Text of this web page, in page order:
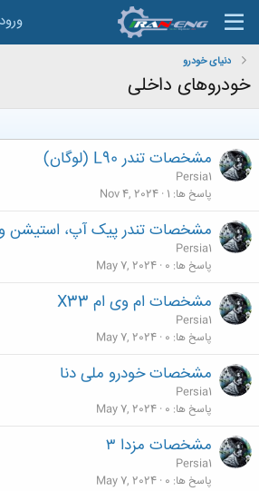
ورود
دنیای خودرو
خودروهای داخلی
مشخصات تندر L90 (لوگان)
Persia1
پاسخ ها 1
Nov 4, 2024
مشخصات تندر پیک آپ، استیشن
Persia1
پاسخ ها 0
May 7, 2024
مشخصات ام وی ام X33
Persia1
پاسخ ها 0
May 7, 2024
مشخصات خودرو ملی دنا
Persia1
پاسخ ها 0
May 7, 2024
مشخصات مزدا ۳
Persia1
پاسخ ها 0
May 7, 2024